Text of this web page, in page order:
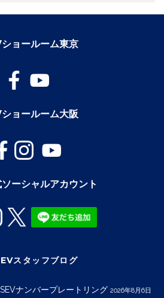
ョールーム東京
ョールーム大阪
ーシャルアカウント
スタッフブログ
ナンバープレートリング 2026年8月6日